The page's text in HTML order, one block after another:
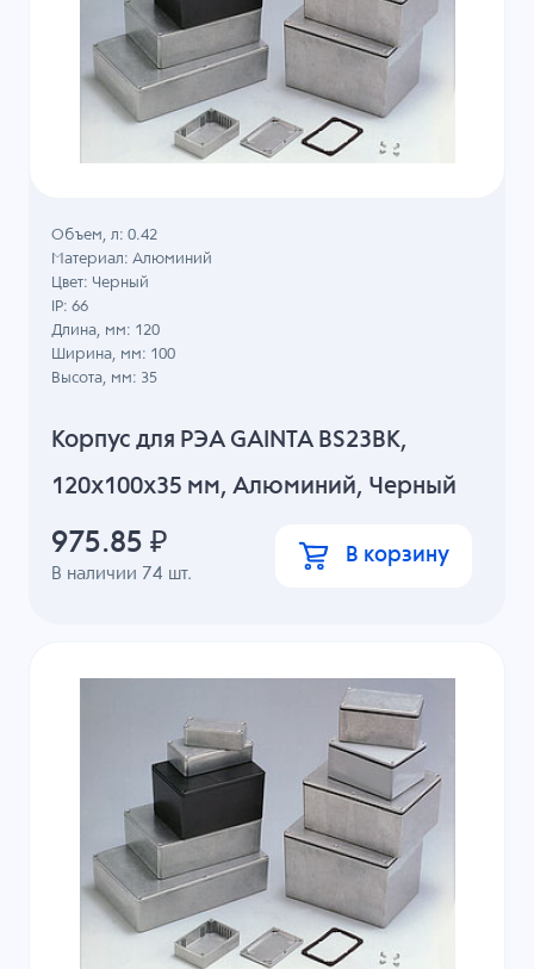
Корпус для РЭА GAINTA BS23BK,
120x100x35 мм, Алюминий, Черный
В наличии 74 шт.
Объем, л: 0.42
Материал: Алюминий
Цвет: Черный
IP: 66
Длина, мм: 120
Ширина, мм: 100
Высота, мм: 35
975.85 ₽ В корзину